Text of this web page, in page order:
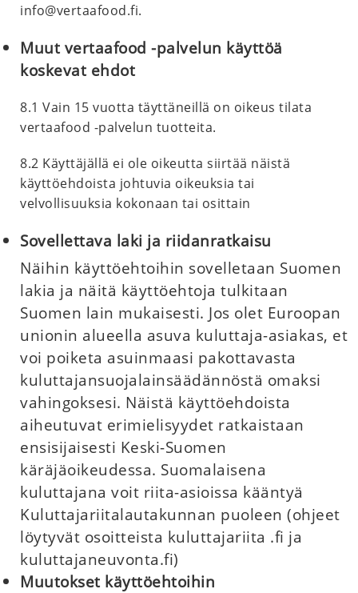
info@vertaafood.fi.
Muut vertaafood -palvelun käyttöä
koskevat ehdot
8.1 Vain 15 vuotta täyttäneillä on oikeus tilata
vertaafood -palvelun tuotteita.
8.2 Käyttäjällä ei ole oikeutta siirtää näistä
käyttöehdoista johtuvia oikeuksia tai
velvollisuuksia kokonaan tai osittain
Sovellettava laki ja riidanratkaisu
Näihin käyttöehtoihin sovelletaan Suomen
lakia ja näitä käyttöehtoja tulkitaan
Suomen lain mukaisesti. Jos olet Euroopan
unionin alueella asuva kuluttaja-asiakas, et
voi poiketa asuinmaasi pakottavasta
kuluttajansuojalainsäädännöstä omaksi
vahingoksesi. Näistä käyttöehdoista
aiheutuvat erimielisyydet ratkaistaan
ensisijaisesti Keski-Suomen
käräjäoikeudessa. Suomalaisena
kuluttajana voit riita-asioissa kääntyä
Kuluttajariitalautakunnan puoleen (ohjeet
löytyvät osoitteista kuluttajariita .fi ja
kuluttajaneuvonta.fi)
Muutokset käyttöehtoihin